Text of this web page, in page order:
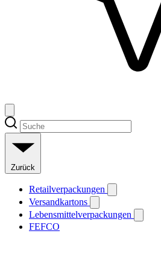
Zurück
Retailverpackungen
Versandkartons
Lebensmittelverpackungen
FEFCO